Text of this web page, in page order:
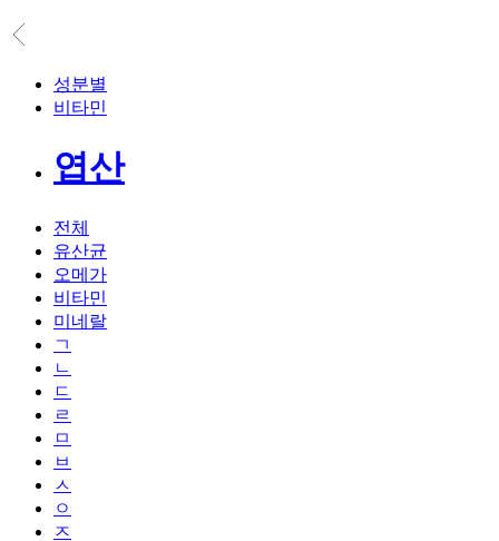
성분별
비타민
엽산
전체
유산균
오메가
비타민
미네랄
ㄱ
ㄴ
ㄷ
ㄹ
ㅁ
ㅂ
ㅅ
ㅇ
ㅈ